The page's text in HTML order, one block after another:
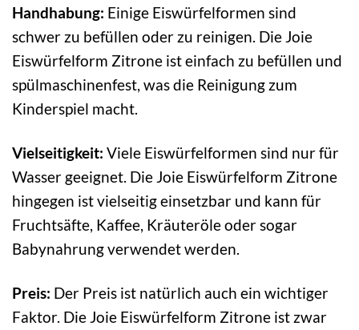
Handhabung: Einige Eiswürfelformen sind
schwer zu befüllen oder zu reinigen. Die Joie
Eiswürfelform Zitrone ist einfach zu befüllen und
spülmaschinenfest, was die Reinigung zum
Kinderspiel macht.
Vielseitigkeit: Viele Eiswürfelformen sind nur für
Wasser geeignet. Die Joie Eiswürfelform Zitrone
hingegen ist vielseitig einsetzbar und kann für
Fruchtsäfte, Kaffee, Kräuteröle oder sogar
Babynahrung verwendet werden.
Preis: Der Preis ist natürlich auch ein wichtiger
Faktor. Die Joie Eiswürfelform Zitrone ist zwar